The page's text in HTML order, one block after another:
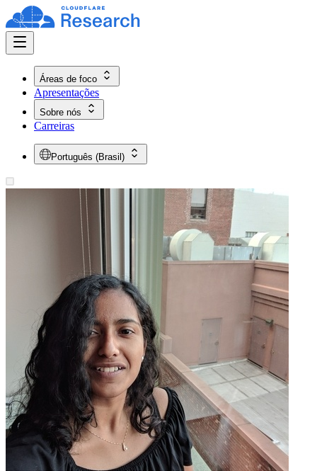
Áreas de foco
Apresentações
Sobre nós
Carreiras
Português (Brasil)